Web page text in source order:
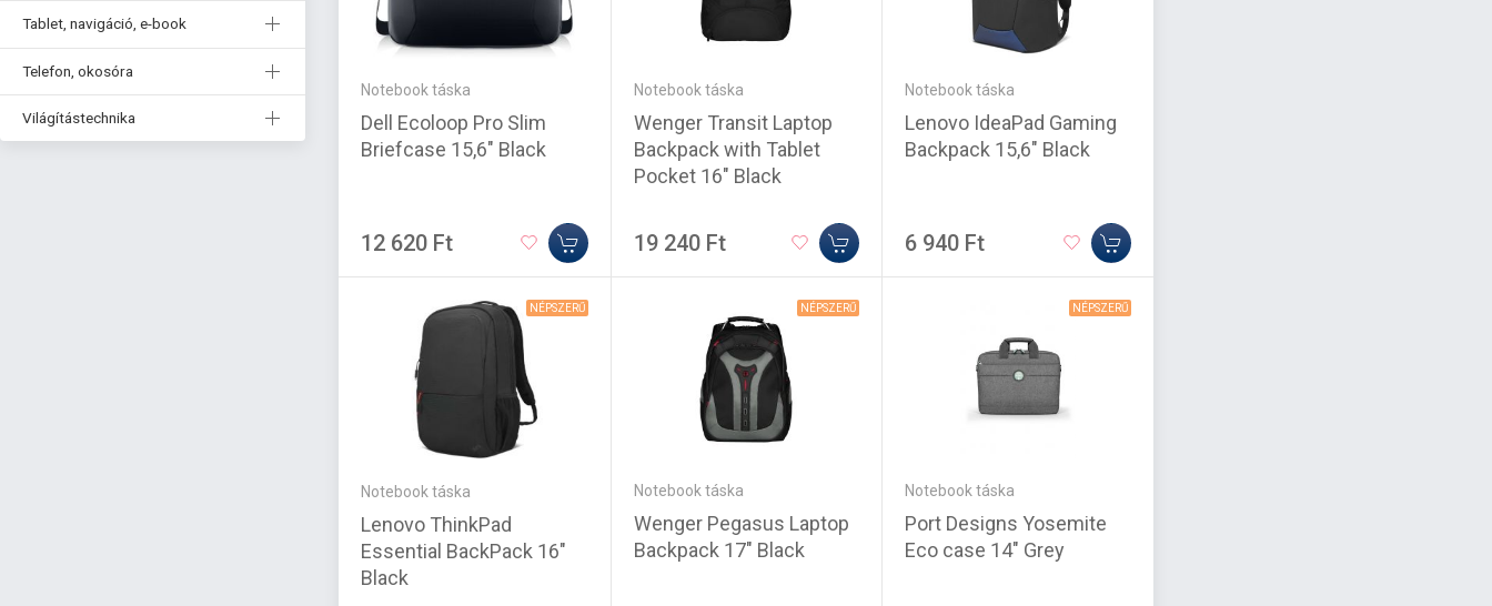
Tablet, navigáció, e-book
Telefon, okosóra
Világítástechnika
Notebook táska
Dell Ecoloop Pro Slim
Briefcase 15,6" Black
12 620 Ft
Notebook táska
Wenger Transit Laptop
Backpack with Tablet
Pocket 16" Black
19 240 Ft
Notebook táska
Lenovo IdeaPad Gaming
Backpack 15,6" Black
6 940 Ft
NÉPSZERŰ
Notebook táska
Lenovo ThinkPad
Essential BackPack 16"
Black
NÉPSZERŰ
Notebook táska
Wenger Pegasus Laptop
Backpack 17" Black
NÉPSZERŰ
Notebook táska
Port Designs Yosemite
Eco case 14" Grey